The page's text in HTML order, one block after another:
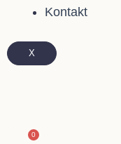
Kontakt
X
0
Wózek